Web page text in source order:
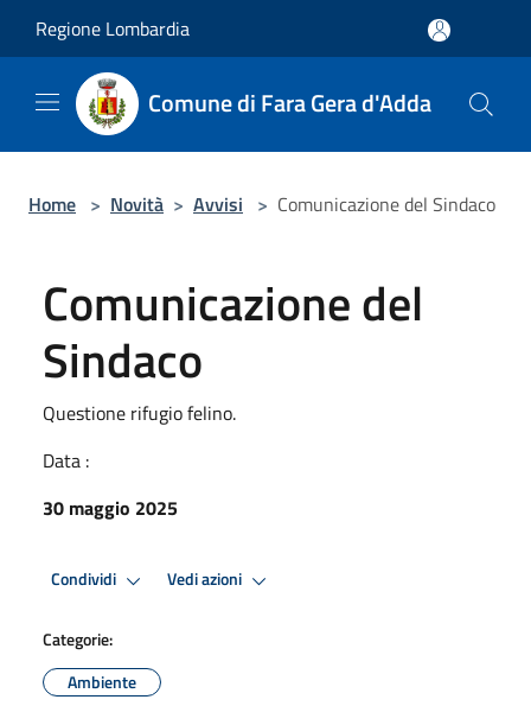
Regione Lombardia
Comune di Fara Gera d'Adda
Home > Novità > Avvisi > Comunicazione del Sindaco
Comunicazione del
Sindaco
Questione rifugio felino.
Data :
30 maggio 2025
Condividi Vedi azioni
Categorie:
Ambiente